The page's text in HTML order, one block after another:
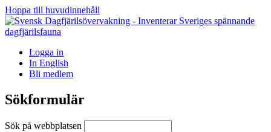
Hoppa till huvudinnehåll
Logga in
In English
Bli medlem
Sökformulär
Sök på webbplatsen